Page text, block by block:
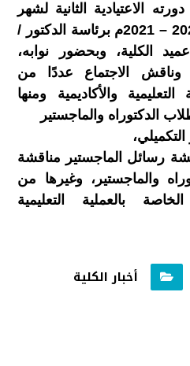
الاعتيادية الثانية لشهر
ديسمبر للعام الجامعي 2020 – 2021م برئاسة الدكتور /
الكلية، وبحضور نوابه،
الاجتماع عددًا من
التعليمية والأكاديمية ومنها
الدكتوراه والماجستير
رسائل الماجستير مناقشة
والماجستير، وغيرها من
بالعملية التعليمية
أخبار الكلية